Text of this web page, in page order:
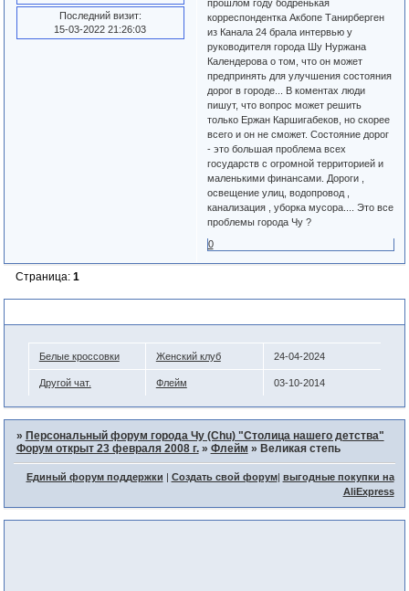
Последний визит:
15-03-2022 21:26:03
прошлом году бодренькая
корреспондентка Акбопе Танирберген
из Канала 24 брала интервью у
руководителя города Шу Нуржана
Календерова о том, что он может
предпринять для улучшения состояния
дорог в городе... В коментах люди
пишут, что вопрос может решить
только Ержан Каршигабеков, но скорее
всего и он не сможет. Состояние дорог
- это большая проблема всех
государств с огромной территорией и
маленькими финансами. Дороги ,
освещение улиц, водопровод ,
канализация , уборка мусора.... Это все
проблемы города Чу ?
0
Страница: 1
Белые кроссовки Женский клуб 24-04-2024
Другой чат. Флейм 03-10-2014
» Персональный форум города Чу (Chu) "Столица нашего детства"
Форум открыт 23 февраля 2008 г. » Флейм » Великая степь
Единый форум поддержки Создать свой форум| выгодные покупки на
AliExpress